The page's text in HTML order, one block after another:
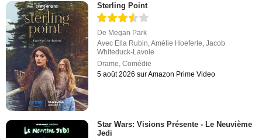
Sterling Point
De Megan Park
Avec Ella Rubin ,Amélie Hoeferle ,Jacob
Whiteduck-Lavoie
Drame ,Comédie
5 août 2026 sur Amazon Prime Video
Star Wars: Visions Présente - Le Neuvième
Jedi